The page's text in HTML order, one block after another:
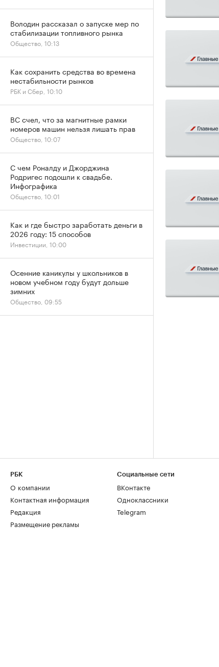
Володин рассказал о запуске мер по
стабилизации топливного рынка
Общество, 10:13
Как сохранить средства во времена
нестабильности рынков
РБК и Сбер, 10:10
ВС счел, что за магнитные рамки
номеров машин нельзя лишать прав
Общество, 10:07
С чем Роналду и Джорджина
Родригес подошли к свадьбе.
Инфографика
Общество, 10:01
Как и где быстро заработать деньги в
2026 году: 15 способов
Инвестиции, 10:00
Осенние каникулы у школьников в
новом учебном году будут дольше
зимних
Общество, 09:55
РБК
О компании
Контактная информация
Редакция
Размещение рекламы
Социальные сети
ВКонтакте
Одноклассники
Telegram